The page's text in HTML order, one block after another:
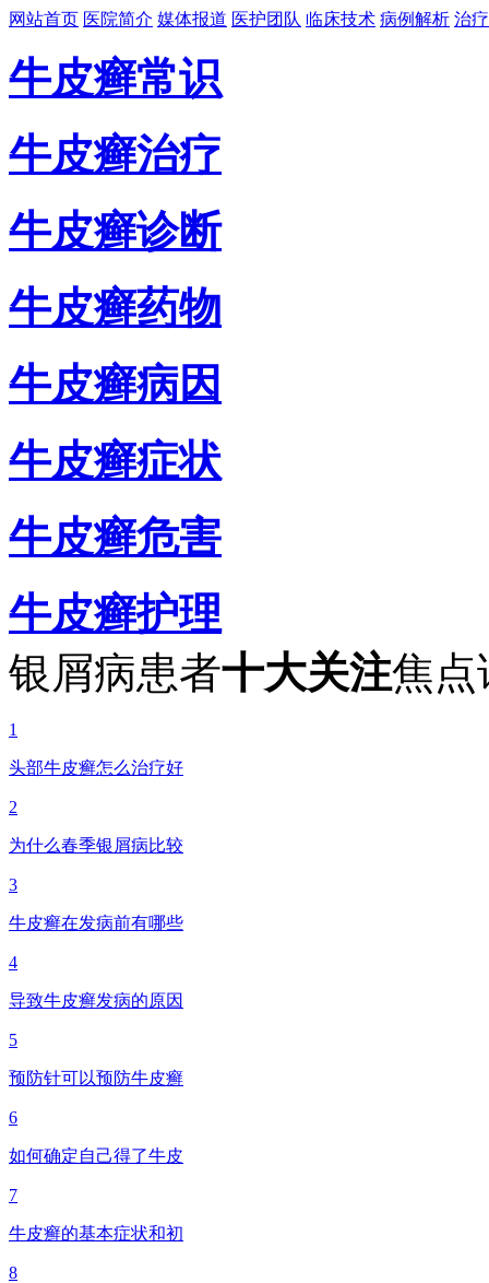
网站首页 医院简介 媒体报道 医护团队 临床技术 病例解析 治
牛皮癣常识
牛皮癣治疗
牛皮癣诊断
牛皮癣药物
牛皮癣病因
牛皮癣症状
牛皮癣危害
牛皮癣护理
银屑病患者十大关注焦点
1
头部牛皮癣怎么治疗好
2
为什么春季银屑病比较
3
牛皮癣在发病前有哪些
4
导致牛皮癣发病的原因
5
预防针可以预防牛皮癣
6
如何确定自己得了牛皮
7
牛皮癣的基本症状和初
8